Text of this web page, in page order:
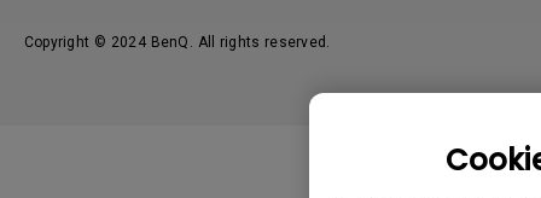
Copyright © 2024 BenQ. All rights reserved.